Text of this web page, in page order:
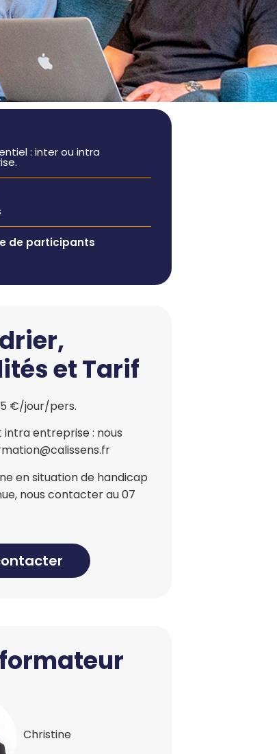
administratives
Booster mon
activité
Être
accompagné à
la carte
Rejoindre un
transition
Auditer mon
organisation et
bénéficier de
conseils
Former ou
coacher mes
: inter ou intra
de participants
et Tarif
€/jour/pers.
intra entreprise : nous
en situation de handicap
nous contacter au 07
Christine